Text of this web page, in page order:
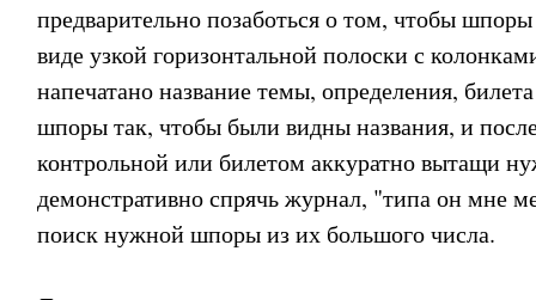
предварительно позаботься о том, чтобы
виде узкой горизонтальной полоски с
напечатано название темы, определения,
шпоры так, чтобы были видны названия, и
контрольной или билетом аккуратно вытащи
демонстративно спрячь журнал, "типа он мне
поиск нужной шпоры из их большого числа.